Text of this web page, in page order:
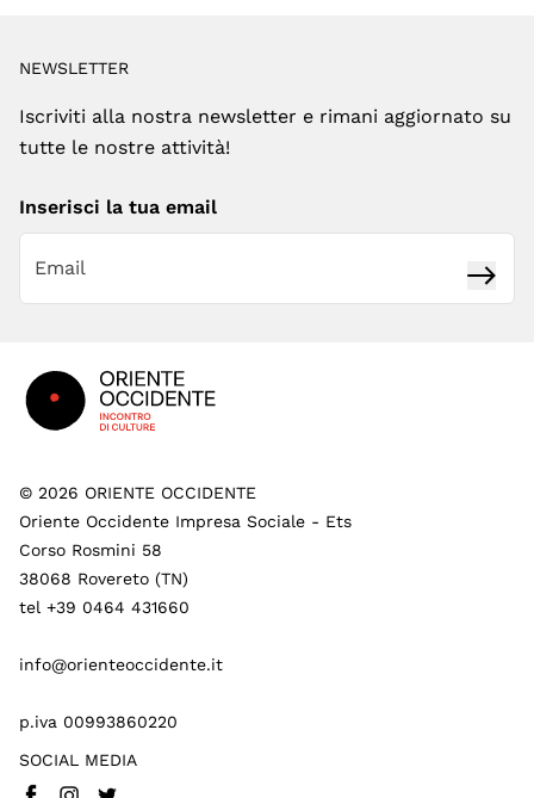
NEWSLETTER
Iscriviti alla nostra newsletter e rimani aggiornato su
tutte le nostre attività!
Inserisci la tua email
© 2026 ORIENTE OCCIDENTE
Oriente Occidente Impresa Sociale - Ets
Corso Rosmini 58
38068 Rovereto (TN)
tel +39 0464 431660
info@orienteoccidente.it
p.iva 00993860220
SOCIAL MEDIA